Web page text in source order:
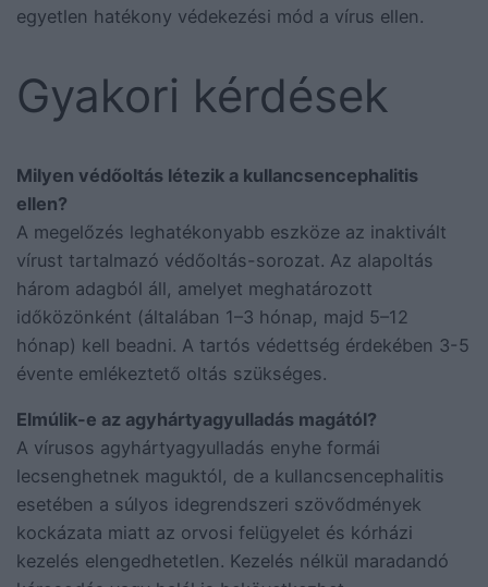
egyetlen hatékony védekezési mód a vírus ellen.
Gyakori kérdések
Milyen védőoltás létezik a kullancsencephalitis
ellen?
A megelőzés leghatékonyabb eszköze az inaktivált
vírust tartalmazó védőoltás-sorozat. Az alapoltás
három adagból áll, amelyet meghatározott
időközönként (általában 1–3 hónap, majd 5–12
hónap) kell beadni. A tartós védettség érdekében 3-5
évente emlékeztető oltás szükséges.
Elmúlik-e az agyhártyagyulladás magától?
A vírusos agyhártyagyulladás enyhe formái
lecsenghetnek maguktól, de a kullancsencephalitis
esetében a súlyos idegrendszeri szövődmények
kockázata miatt az orvosi felügyelet és kórházi
kezelés elengedhetetlen. Kezelés nélkül maradandó